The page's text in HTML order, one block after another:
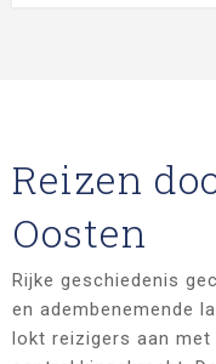
Reizen
Oosten
Rijke geschiedenis
en adembenemende
lokt reizigers aan met